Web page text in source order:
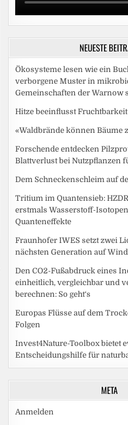
NEUESTE
Ökosysteme lesen wie ein
verborgene Muster in
Gemeinschaften der Warnow
Hitze beeinflusst Fruchtbarkeit
«Waldbrände können Bäume
Forschende entdecken
Blattverlust bei Nutzpflanzen
Dem Schneckenschleim auf
Tritium im Quantensieb:
erstmals Wasserstoff-
Quanteneffekte
Fraunhofer IWES setzt zwei
nächsten Generation auf
Den CO2-Fußabdruck eines
einheitlich, vergleichbar und
berechnen: So geht‘s
Europas Flüsse auf dem
Folgen
Invest4Nature-Toolbox bietet
Entscheidungshilfe für
META
Anmelden